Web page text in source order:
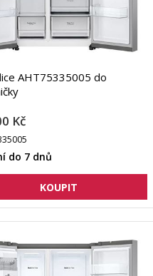
AHT75335005 do
Kč
do 7 dnů